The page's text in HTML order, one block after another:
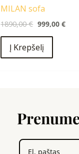
MILAN sofa
1890,00€ 999,00€
Į Krepšelį